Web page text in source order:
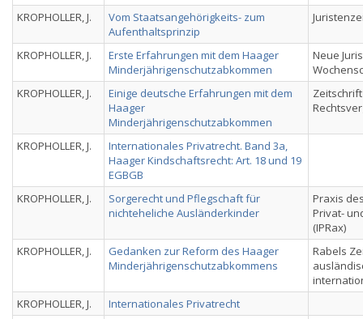
KROPHOLLER, J.
Vom Staatsangehörigkeits- zum
Aufenthaltsprinzip
KROPHOLLER, J.
Erste Erfahrungen mit dem Haager
Minderjährigenschutzabkommen
Neue
KROPHOLLER, J.
Einige deutsche Erfahrungen mit dem
Haager
Minderjährigenschutzabkommen
KROPHOLLER, J.
Internationales Privatrecht. Band 3a,
Haager Kindschaftsrecht: Art. 18 und 19
EGBGB
KROPHOLLER, J.
Sorgerecht und Pflegschaft für
nichteheliche Ausländerkinder
Praxis
Privat-
(IPRax)
KROPHOLLER, J.
Gedanken zur Reform des Haager
Minderjährigenschutzabkommens
Rabels
KROPHOLLER, J.
Internationales Privatrecht